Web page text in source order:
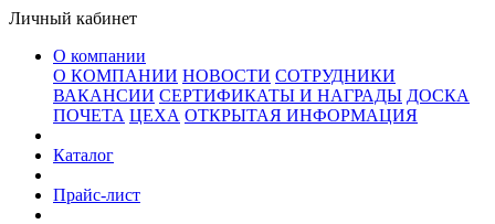
Личный кабинет
О компании
О КОМПАНИИ НОВОСТИ СОТРУДНИКИ
ВАКАНСИИ СЕРТИФИКАТЫ И НАГРАДЫ ДОСКА
ПОЧЕТА ЦЕХА ОТКРЫТАЯ ИНФОРМАЦИЯ
Каталог
Прайс-лист